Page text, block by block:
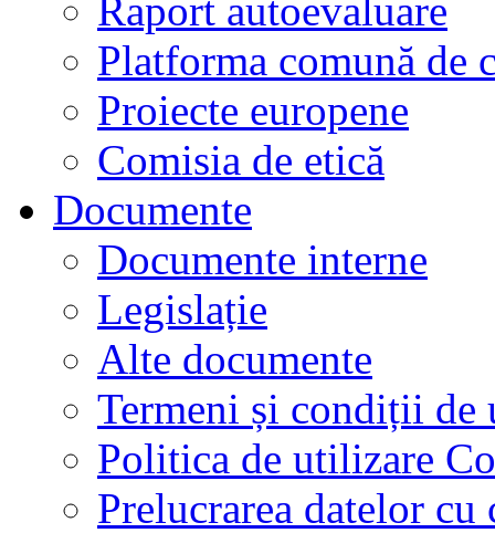
Raport autoevaluare
Platforma comună de
Proiecte europene
Comisia de etică
Documente
Documente interne
Legislație
Alte documente
Termeni și condiții de
Politica de utilizare
Prelucrarea datelor cu